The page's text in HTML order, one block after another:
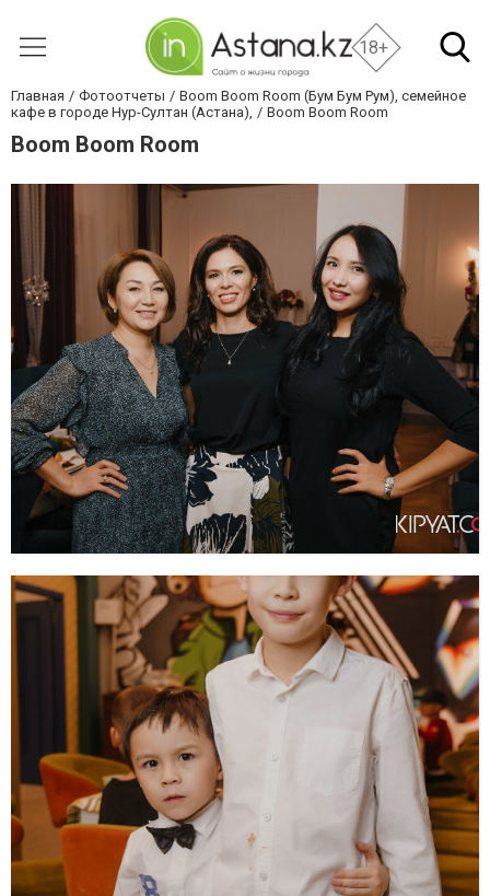
18+
Главная Фотоотчеты
Boom Boom Room (Бум Бум Рум), семейное
кафе в городе Нур-Султан (Астана),
Boom Boom Room
Boom Boom Room